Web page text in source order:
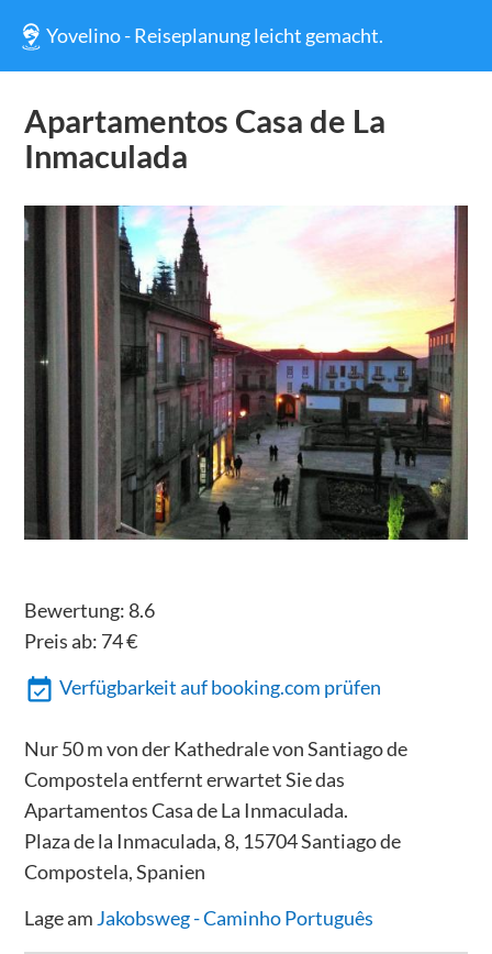
Yovelino - Reiseplanung leicht gemacht.
Apartamentos Casa de La
Inmaculada
Bewertung: 8.6
Preis ab: 74€
Verfügbarkeit auf booking.com prüfen
Nur 50 m von der Kathedrale von Santiago de
Compostela entfernt erwartet Sie das
Apartamentos Casa de La Inmaculada.
Plaza de la Inmaculada, 8, 15704 Santiago de
Compostela, Spanien
Lage am Jakobsweg - Caminho Português